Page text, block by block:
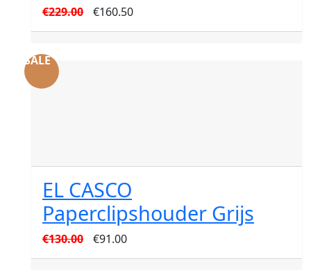
€229.00
Oorspronkelijke
prijs
€160.50Huidige
prijs
EL CASCO
Paperclipshouder Grijs
SALE
€130.00
Oorspronkelijke
prijs
€91.00Huidige
prijs